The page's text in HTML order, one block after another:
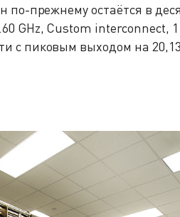
прежнему остаётся в
GHz, Custom interconnect, 1
с пиковым выходом на 20,13